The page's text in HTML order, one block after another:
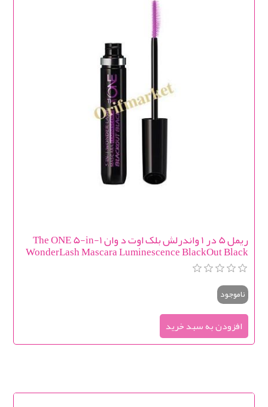
ریمل 5 در 1 واندرلش بلک اوت د وان The ONE 5-in-1
WonderLash Mascara Luminescence BlackOut Black
ناموجود